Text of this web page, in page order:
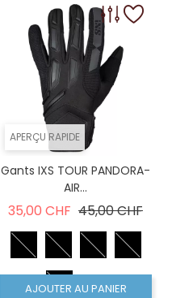
APERÇU RAPIDE
Gants IXS TOUR PANDORA-
AIR...
35,00 CHF Prix de base
45,00 CHFPrix
AJOUTER AU PANIER